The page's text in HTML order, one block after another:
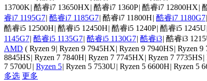
13700K| 酷睿i7 13650HX| 酷睿i7 1360P| 酷睿i7 12800HX|
睿i7 1195G7| 酷睿i7 1185G7| 酷睿i7 11800H| 酷睿i7 1180G7|
酷睿i5 12500H| 酷睿i5 12450H| 酷睿i5 1240P| 酷睿i5 1245U
1145G7| 酷睿i5 1135G7| 酷睿i5 1130G7| 酷睿i3| 酷睿i3
AMD ( Ryzen 9| Ryzen 9 7945HX| Ryzen 9 7940HS| Ryzen 9
8845HS| Ryzen 7 7840H| Ryzen 7 7745HX| Ryzen 7 7735HS|
7 5700U| Ryzen 5| Ryzen 5 7530U| Ryzen 5 6600H| Ryzen 5
多选 更多